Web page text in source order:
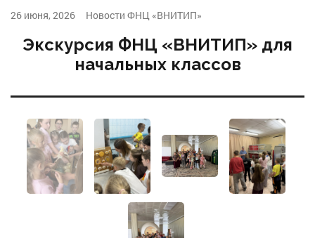
26 июня, 2026 Новости ФНЦ «ВНИТИП»
Экскурсия ФНЦ «ВНИТИП» для
начальных классов